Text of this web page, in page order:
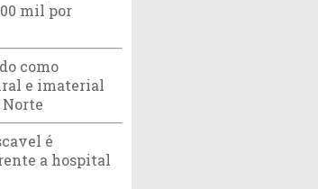
mil por
como
e imaterial
Norte
é
a hospital